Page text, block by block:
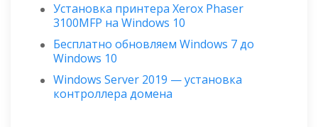
Установка принтера Xerox Phaser
3100MFP на Windows 10
Бесплатно обновляем Windows 7 до
Windows 10
Windows Server 2019 — установка
контроллера домена